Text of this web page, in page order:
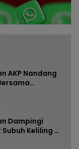
AKP Nandang
Ruko
Dampingi
Keliling di
Pererat